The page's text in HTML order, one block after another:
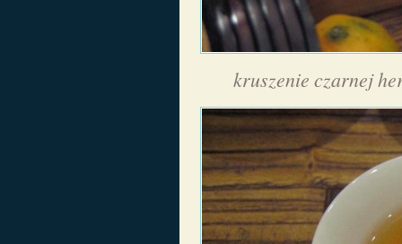
kruszenie czarnej